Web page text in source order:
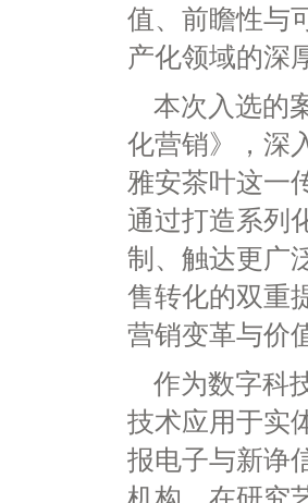
值、前瞻性与
产化领域的深
本次入选的
化营销》，深
雅安茶叶这一
通过打造系列
制、触达更广
售转化的双重
营销变革与价
作为数字科
技术应用于实
报电子与新诤